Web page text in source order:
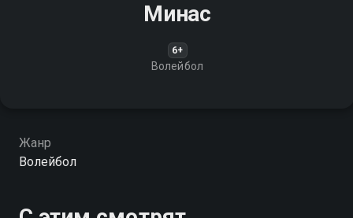
Минас
6+
Волейбол
Жанр
Волейбол